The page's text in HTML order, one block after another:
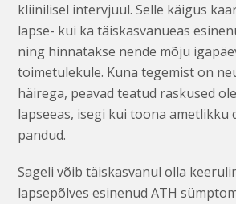
kliinilisel intervjuul. Selle käigus
lapse- kui ka täiskasvanueas
ning hinnatakse nende mõju
toimetulekule. Kuna tegemist on
häirega, peavad teatud raskused
lapseeas, isegi kui toona ametlikku
pandud.
Sageli võib täiskasvanul olla
lapsepõlves esinenud ATH